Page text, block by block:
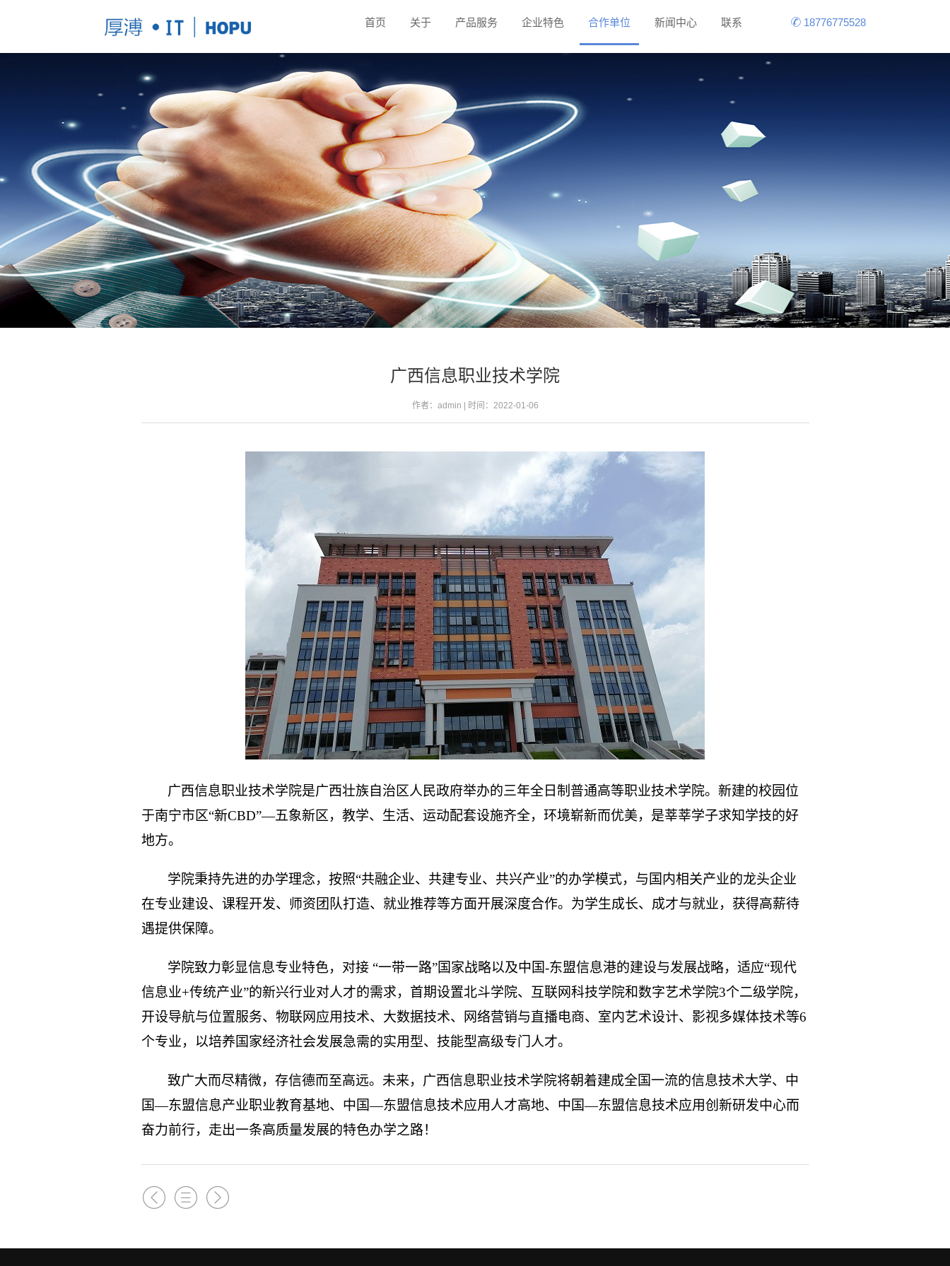
首页 关于 产品服务 企业特色 合作单位 新闻中心 联系 18776775528
广西信息职业技术学院
作者：admin | 时间：2022-01-06
广西信息职业技术学院是广西壮族自治区人民政府举办的三年全日制普通高等职业技术学院。新建的校园位
于南宁市区“新CBD”—五象新区，教学、生活、运动配套设施齐全，环境崭新而优美，是莘莘学子求知学技的好
地方。
学院秉持先进的办学理念，按照“共融企业、共建专业、共兴产业”的办学模式，与国内相关产业的龙头企业
在专业建设、课程开发、师资团队打造、就业推荐等方面开展深度合作。为学生成长、成才与就业，获得高薪待
遇提供保障。
学院致力彰显信息专业特色，对接 “一带一路”国家战略以及中国-东盟信息港的建设与发展战略，适应“现代
信息业+传统产业”的新兴行业对人才的需求，首期设置北斗学院、互联网科技学院和数字艺术学院3个二级学院，
开设导航与位置服务、物联网应用技术、大数据技术、网络营销与直播电商、室内艺术设计、影视多媒体技术等6
个专业，以培养国家经济社会发展急需的实用型、技能型高级专门人才。
致广大而尽精微，存信德而至高远。未来，广西信息职业技术学院将朝着建成全国一流的信息技术大学、中
国—东盟信息产业职业教育基地、中国—东盟信息技术应用人才高地、中国—东盟信息技术应用创新研发中心而
奋力前行，走出一条高质量发展的特色办学之路！